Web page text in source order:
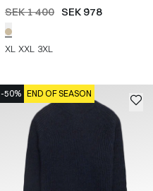
BEIGE
SEK 1 400 SEK 978
XL XXL 3XL
-50% END OF SEASON